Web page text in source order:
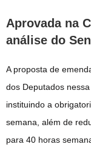
Aprovada na
análise do
A proposta de
dos Deputados
instituindo a
semana, além de
para 40 horas